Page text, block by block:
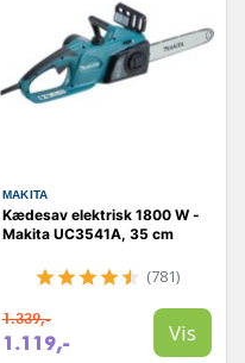
MAKITA
Kædesav elektrisk 1800 W -
Makita UC3541A, 35 cm
(781)
1.339,-
1.119,- Vis